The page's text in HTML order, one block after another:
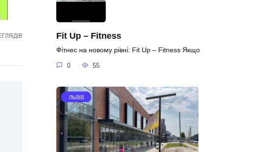
Fit Up – Fitness
Фітнес на новому рівні: Fit Up – Fitness Якщо
0 55
ЛЬВІВ